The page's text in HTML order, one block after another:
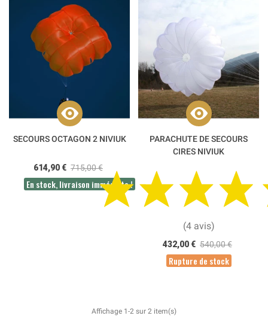
SECOURS OCTAGON 2 NIVIUK
614,90 € 715,00 €
En stock, livraison immédiate !
PARACHUTE DE SECOURS
CIRES NIVIUK
(4 avis)
432,00 € 540,00 €
Rupture de stock
Affichage 1-2 sur 2 item(s)